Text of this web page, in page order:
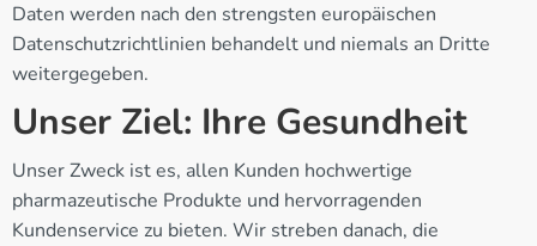
Daten werden nach den strengsten europäischen
Datenschutzrichtlinien behandelt und niemals an Dritte
weitergegeben.
Unser Ziel: Ihre Gesundheit
Unser Zweck ist es, allen Kunden hochwertige
pharmazeutische Produkte und hervorragenden
Kundenservice zu bieten. Wir streben danach, die